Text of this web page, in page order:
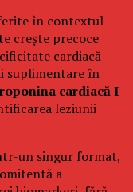
în contextul
crește precoce
cardiacă
suplimentare în
cardiacă I
leziunii
un singur format,
a